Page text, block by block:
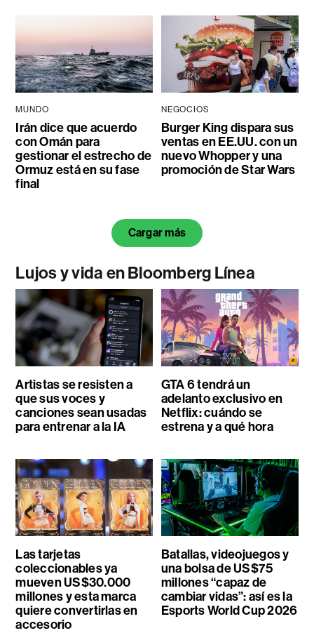
MUNDO
Irán dice que acuerdo
con Omán para
gestionar el estrecho de
Ormuz está en su fase
final
NEGOCIOS
Burger King dispara sus
ventas en EE.UU. con un
nuevo Whopper y una
promoción de Star Wars
Cargar más
Lujos y vida en Bloomberg Línea
Artistas se resisten a
que sus voces y
canciones sean usadas
para entrenar a la IA
GTA 6 tendrá un
adelanto exclusivo en
Netflix: cuándo se
estrena y a qué hora
Las tarjetas
coleccionables ya
mueven US$30.000
millones y esta marca
quiere convertirlas en
accesorio
Batallas, videojuegos y
una bolsa de US$75
millones “capaz de
cambiar vidas”: así es la
Esports World Cup 2026